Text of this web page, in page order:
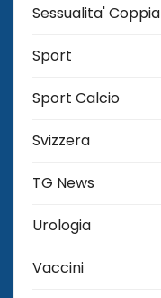
Sessualita' Coppia
Sport
Sport Calcio
Svizzera
TG News
Urologia
Vaccini